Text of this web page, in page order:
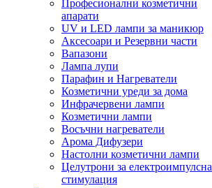
Професионални козметични
апарати
UV и LED лампи за маникюр
Аксесоари и Резервни части
Вапазони
Лампа лупи
Парафин и Нагреватели
Козметични уреди за дома
Инфрачервени лампи
Козметични лампи
Восъчни нагреватели
Арома Дифузери
Настолни козметични лампи
Целутрони за електроимпулсна
стимулация